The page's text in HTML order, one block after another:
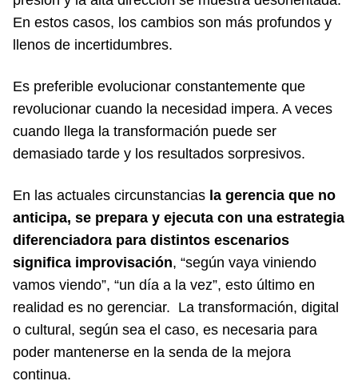
En estos casos, los cambios son más profundos y
llenos de incertidumbres.
Es preferible evolucionar constantemente que
revolucionar cuando la necesidad impera. A veces
cuando llega la transformación puede ser
demasiado tarde y los resultados sorpresivos.
En las actuales circunstancias la gerencia que no
anticipa, se prepara y ejecuta con una estrategia
diferenciadora para distintos escenarios
significa improvisación, “según vaya viniendo
vamos viendo”, “un día a la vez”, esto último en
realidad es no gerenciar. La transformación, digital
o cultural, según sea el caso, es necesaria para
poder mantenerse en la senda de la mejora
continua.